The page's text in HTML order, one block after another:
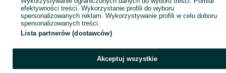
efektywności treści. Wykorzystanie profili do wyboru
spersonalizowanych reklam. Wykorzystywanie profili w celu doboru
spersonalizowanych treści.
Lista partnerów (dostawców)
Akceptuj wszystkie